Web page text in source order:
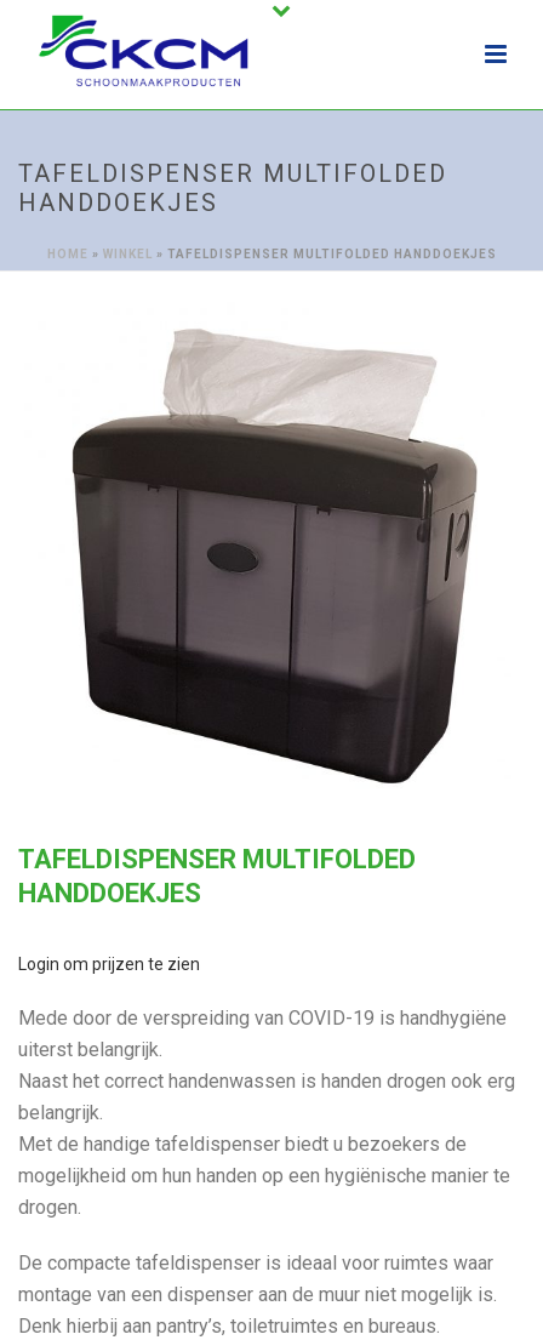
TAFELDISPENSER MULTIFOLDED
HANDDOEKJES
HOME » WINKEL » TAFELDISPENSER MULTIFOLDED HANDDOEKJES
TAFELDISPENSER MULTIFOLDED
HANDDOEKJES
Login om prijzen te zien
Mede door de verspreiding van COVID-19 is handhygiëne
uiterst belangrijk.
Naast het correct handenwassen is handen drogen ook erg
belangrijk.
Met de handige tafeldispenser biedt u bezoekers de
mogelijkheid om hun handen op een hygiënische manier te
drogen.
De compacte tafeldispenser is ideaal voor ruimtes waar
montage van een dispenser aan de muur niet mogelijk is.
Denk hierbij aan pantry’s, toiletruimtes en bureaus.